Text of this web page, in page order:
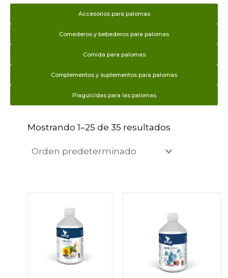
Accesorios para palomas
Comederos y bebederos para palomas
Comida para palomas
Complementos y suplementos para palomas
Plaguicidas para las palomas
Mostrando 1–25 de 35 resultados
producto
tiene
múltiples
variantes.
producto
tiene
múltiples
variantes.